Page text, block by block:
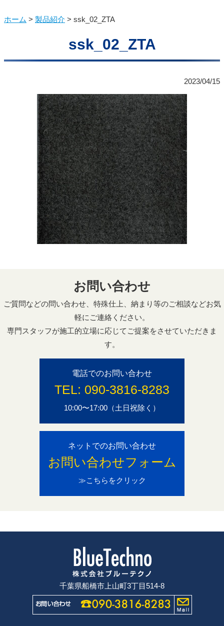
ホーム > 製品紹介 > ssk_02_ZTA
ssk_02_ZTA
2023/04/15
お問い合わせ
ご質問などの問い合わせ、特殊仕上、納まり等のご相談などお気
軽にご連絡ください。
専門スタッフが施工的立場に応じてご提案をさせていただきま
す。
電話でのお問い合わせ
TEL: 090-3816-8283
10:00〜17:00（土日祝除く）
ネットでのお問い合わせ
お問い合わせフォーム
≫こちらをクリック
千葉県船橋市上山町3丁目514-8